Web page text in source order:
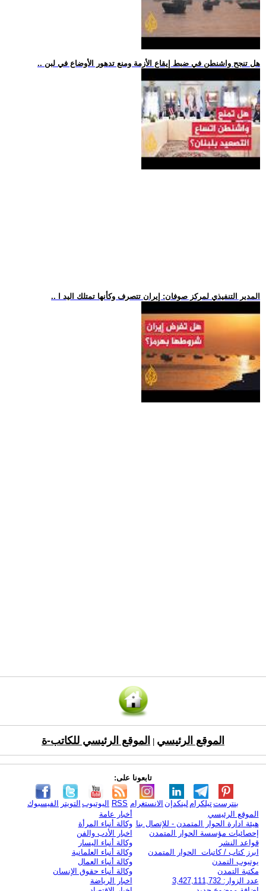
.. هل تنجح واشنطن في ضبط إيقاع الأزمة ومنع تدهور الأوضاع في لبن
.. المدير التنفيذي لمركز صوفان: إيران تتصرف وكأنها تمتلك اليد ا
الموقع الرئيسي الموقع الرئيسي للكاتب-ة
تابعونا على:
الفيسبوك التويتر اليوتيوب RSS الانستغرام لينكدإن تيلكرامبنترست
الموقع الرئيسي
هيئة ادارة الحوار المتمدن - للإتصال بنا
إحصائيات مؤسسة الحوار المتمدن
قواعد النشر
ابرز كتاب / كاتبات الحوار المتمدن
يوتيوب التمدن
مكتبة التمدن
عدد الزوار: 3,427,111,732
أخبار عامة
وكالة أنباء المرأة
اخبار الأدب والفن
وكالة أنباء اليسار
وكالة أنباء العلمانية
وكالة أنباء العمال
وكالة أنباء حقوق الإنسان
اخبار الرياضة